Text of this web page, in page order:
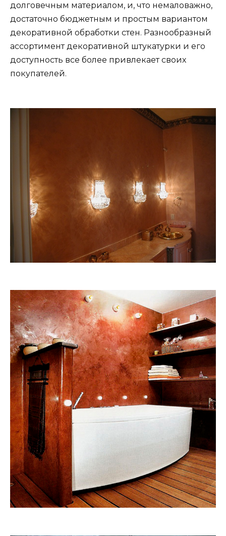
долговечным материалом, и, что немаловажно,
достаточно бюджетным и простым вариантом
декоративной обработки стен. Разнообразный
ассортимент декоративной штукатурки и его
доступность все более привлекает своих
покупателей.